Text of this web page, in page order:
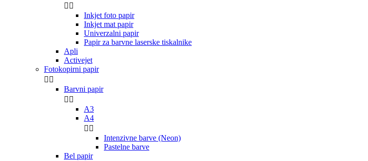
 
Inkjet foto papir
Inkjet mat papir
Univerzalni papir
Papir za barvne laserske tiskalnike
Apli
Activejet
Fotokopirni papir
 
Barvni papir
 
A3
A4
 
Intenzivne barve (Neon)
Pastelne barve
Bel papir